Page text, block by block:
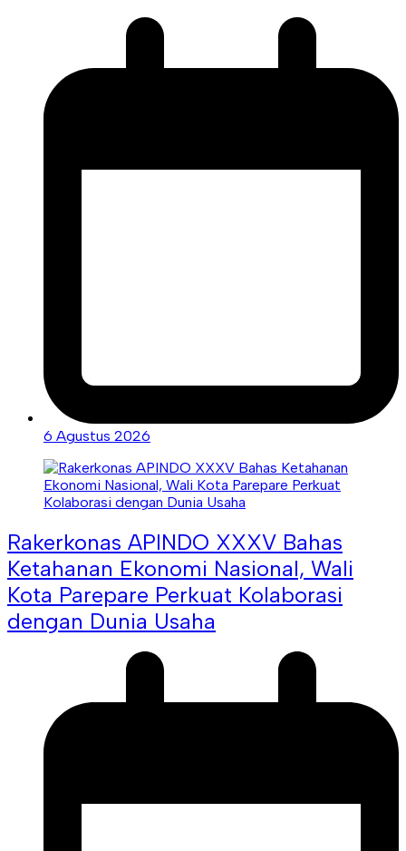
6 Agustus 2026
Rakerkonas APINDO XXXV Bahas
Ketahanan Ekonomi Nasional, Wali
Kota Parepare Perkuat Kolaborasi
dengan Dunia Usaha